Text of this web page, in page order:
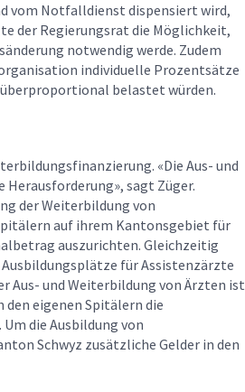
vom Notfalldienst dispensiert wird,
der Regierungsrat die Möglichkeit,
notwendig werde. Zudem
individuelle Prozentsätze
belastet würden.
«Die Aus- und
sagt Züger.
der Weiterbildung von
auf ihrem Kantonsgebiet für
auszurichten. Gleichzeitig
für Assistenzärzte
Aus- und Weiterbildung von Ärzten ist
den eigenen Spitälern die
die Ausbildung von
Schwyz zusätzliche Gelder in den